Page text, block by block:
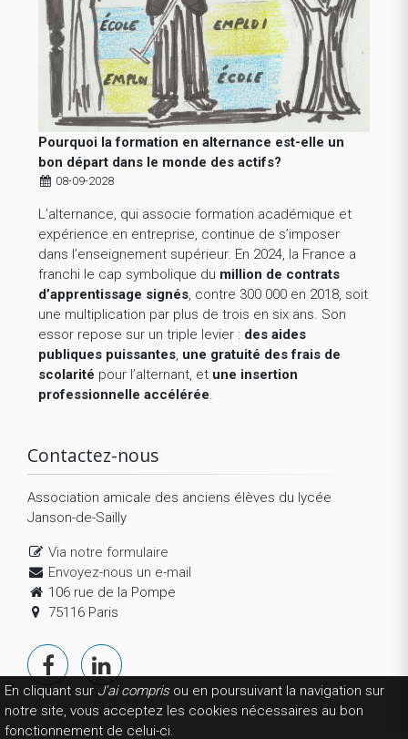
En cliquant sur J'ai comprisou en poursuivant la navigation sur
notre site, vous acceptez les cookies nécessaires au bon
fonctionnement de celui-ci.
Pourquoi la formation en alternance est-elle un
bon départ dans le monde des actifs?
08-09-2028
L’alternance, qui associe formation académique et
expérience en entreprise, continue de s’imposer
dans l’enseignement supérieur. En 2024, la France a
franchi le cap symbolique du million de contrats
d’apprentissage signés, contre 300 000 en 2018, soit
une multiplication par plus de trois en six ans. Son
essor repose sur un triple levier : des aides
publiques puissantes, une gratuité des frais de
scolarité pour l’alternant, et une insertion
professionnelle accélérée.
Contactez-nous
Association amicale des anciens élèves du lycée
Janson-de-Sailly
Via notre formulaire
Envoyez-nous un e-mail
106 rue de la Pompe
75116 Paris